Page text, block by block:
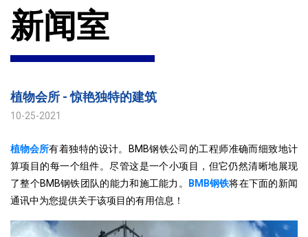
新闻室
植物会所 - 惊艳独特的建筑
10-25-2021
植物会所有着独特的设计。BMB钢铁公司的工程师准确而细致地计
算项目的每一个组件。尽管这是一个小项目，但它仍然清晰地展现
了整个BMB钢铁团队的能力和施工能力。
BMB钢铁将在下面的新闻
通讯中为您提供关于该项目的有用信息！